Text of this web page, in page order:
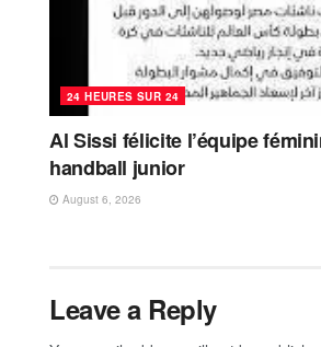
24 HEURES SUR 24
Al Sissi félicite l’équipe
handball junior
August 6, 2026
Leave a Reply